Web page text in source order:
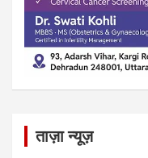
ताज़ा न्यूज़